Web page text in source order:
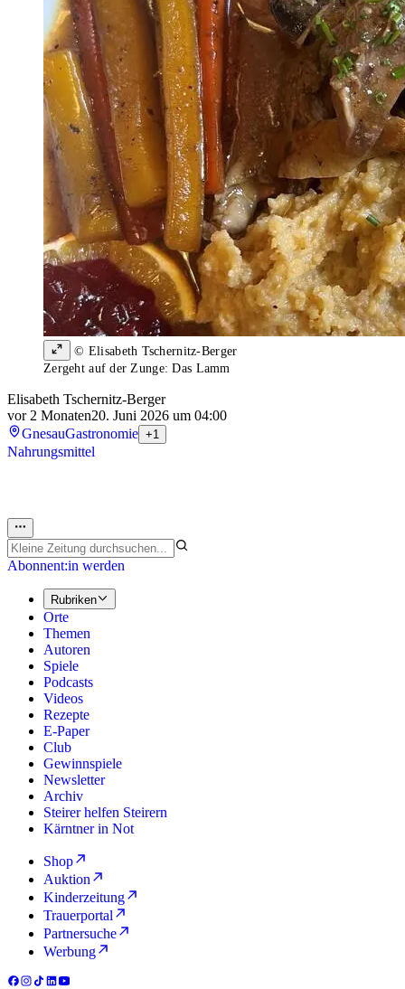
© Elisabeth Tschernitz-Berger
Zergeht auf der Zunge: Das Lamm
Elisabeth Tschernitz-Berger
vor 2 Monaten20. Juni 2026 um 04:00
GnesauGastronomie +1
Nahrungsmittel
Abonnent:in werden
Rubriken
Orte
Themen
Autoren
Spiele
Podcasts
Videos
Rezepte
E-Paper
Club
Gewinnspiele
Newsletter
Archiv
Steirer helfen Steirern
Kärntner in Not
Shop
Auktion
Kinderzeitung
Trauerportal
Partnersuche
Werbung